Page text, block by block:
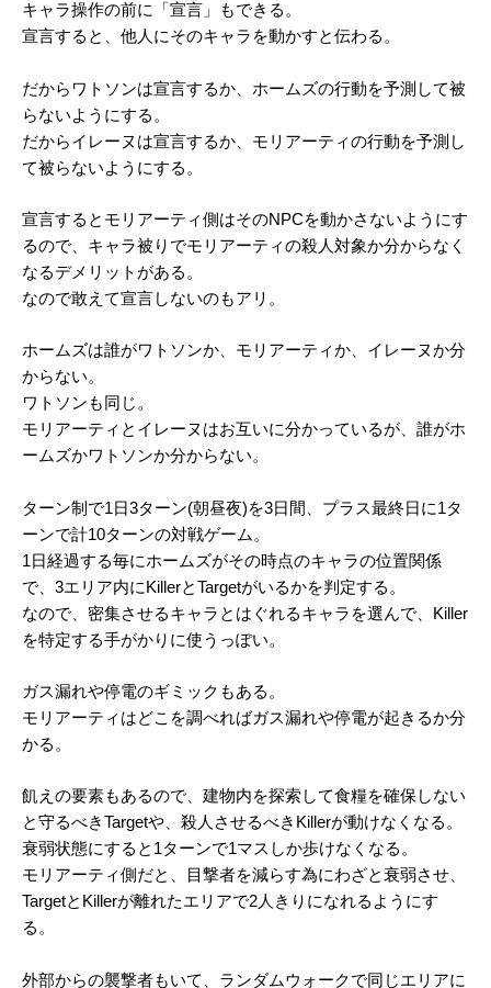
キャラ操作の前に「宣言」もできる。
宣言すると、他人にそのキャラを動かすと伝わる。
だからワトソンは宣言するか、ホームズの行動を予測して被
らないようにする。
だからイレーヌは宣言するか、モリアーティの行動を予測し
て被らないようにする。
宣言するとモリアーティ側はそのNPCを動かさないようにす
るので、キャラ被りでモリアーティの殺人対象か分からなく
なるデメリットがある。
なので敢えて宣言しないのもアリ。
ホームズは誰がワトソンか、モリアーティか、イレーヌか分
からない。
ワトソンも同じ。
モリアーティとイレーヌはお互いに分かっているが、誰がホ
ームズかワトソンか分からない。
ターン制で1日3ターン(朝昼夜)を3日間、プラス最終日に1タ
ーンで計10ターンの対戦ゲーム。
1日経過する毎にホームズがその時点のキャラの位置関係
で、3エリア内にKillerとTargetがいるかを判定する。
なので、密集させるキャラとはぐれるキャラを選んで、Killer
を特定する手がかりに使うっぽい。
ガス漏れや停電のギミックもある。
モリアーティはどこを調べればガス漏れや停電が起きるか分
かる。
飢えの要素もあるので、建物内を探索して食糧を確保しない
と守るべきTargetや、殺人させるべきKillerが動けなくなる。
衰弱状態にすると1ターンで1マスしか歩けなくなる。
モリアーティ側だと、目撃者を減らす為にわざと衰弱させ、
TargetとKillerが離れたエリアで2人きりになれるようにす
る。
外部からの襲撃者もいて、ランダムウォークで同じエリアに